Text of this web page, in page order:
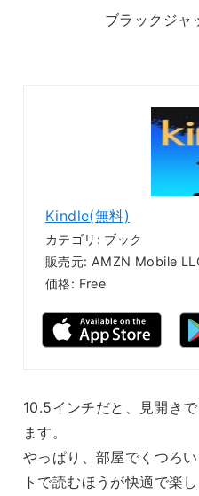
ブラックジャ
Kindle(無料)
カテゴリ: ブック
販売元: AMZN Mobile
価格: Free
10.5インチだと、見開き
ます。
やっぱり、部屋でくつろ
トで読むほうが快適で楽し